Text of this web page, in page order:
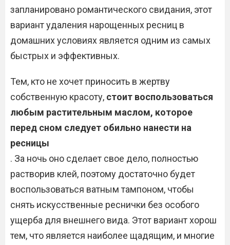
запланировано романтического свидания, этот
вариант удаления нарощенных ресниц в
домашних условиях является одним из самых
быстрых и эффективных.
Тем, кто не хочет приносить в жертву
собственную красоту, стоит воспользоваться
любым растительным маслом, которое
перед сном следует обильно нанести на
ресницы
. За ночь оно сделает свое дело, полностью
растворив клей, поэтому достаточно будет
воспользоваться ватным тампоном, чтобы
снять искусственные реснички без особого
ущерба для внешнего вида. Этот вариант хорош
тем, что является наиболее щадящим, и многие